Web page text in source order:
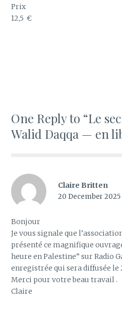
Prix
12,5 €
One Reply to “Le
Walid Daqqa — en
Claire Britten
20 December
Bonjour
Je vous signale que
présenté ce magnifique
heure en Palestine” sur Radio
enregistrée qui sera diffusée le
Merci pour votre beau travail .
Claire